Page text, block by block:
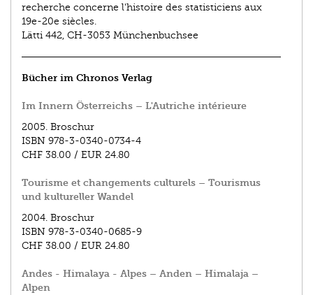
recherche concerne l'histoire des statisticiens aux
19e-­20e siècles.
Lätti 442, CH-3053 Münchenbuchsee
Bücher im Chronos Verlag
Im Innern Österreichs – L'Autriche intérieure
2005. Broschur
ISBN 978-3-0340-0734-4
CHF 38.00 / EUR 24.80
Tourisme et changements culturels – Tourismus
und kultureller Wandel
2004. Broschur
ISBN 978-3-0340-0685-9
CHF 38.00 / EUR 24.80
Andes - Himalaya - Alpes – Anden – Himalaja –
Alpen